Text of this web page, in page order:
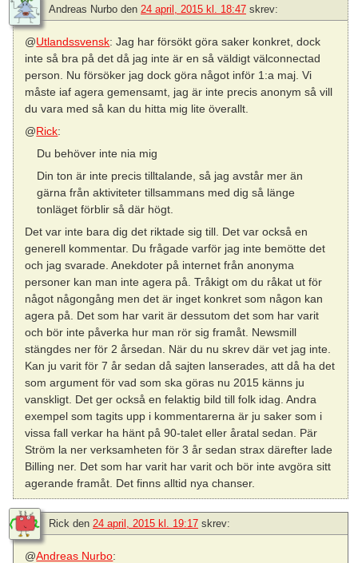
Andreas Nurbo den 24 april, 2015 kl. 18:47 skrev:
@Utlandssvensk: Jag har försökt göra saker konkret, dock
inte så bra på det då jag inte är en så väldigt välconnectad
person. Nu försöker jag dock göra något inför 1:a maj. Vi
måste iaf agera gemensamt, jag är inte precis anonym så vill
du vara med så kan du hitta mig lite överallt.
@Rick:
Du behöver inte nia mig
Din ton är inte precis tilltalande, så jag avstår mer än
gärna från aktiviteter tillsammans med dig så länge
tonläget förblir så där högt.
Det var inte bara dig det riktade sig till. Det var också en
generell kommentar. Du frågade varför jag inte bemötte det
och jag svarade. Anekdoter på internet från anonyma
personer kan man inte agera på. Tråkigt om du råkat ut för
något någongång men det är inget konkret som någon kan
agera på. Det som har varit är dessutom det som har varit
och bör inte påverka hur man rör sig framåt. Newsmill
stängdes ner för 2 årsedan. När du nu skrev där vet jag inte.
Kan ju varit för 7 år sedan då sajten lanserades, att då ha det
som argument för vad som ska göras nu 2015 känns ju
vanskligt. Det ger också en felaktig bild till folk idag. Andra
exempel som tagits upp i kommentarerna är ju saker som i
vissa fall verkar ha hänt på 90-talet eller åratal sedan. Pär
Ström la ner verksamheten för 3 år sedan strax därefter lade
Billing ner. Det som har varit har varit och bör inte avgöra sitt
agerande framåt. Det finns alltid nya chanser.
Rick den 24 april, 2015 kl. 19:17 skrev:
@Andreas Nurbo: